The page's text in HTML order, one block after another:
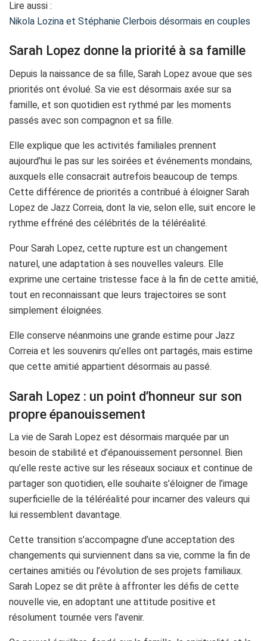
Lire aussi :
Nikola Lozina et Stéphanie Clerbois désormais en couples
Sarah Lopez donne la priorité à sa famille
Depuis la naissance de sa fille, Sarah Lopez avoue que ses
priorités ont évolué. Sa vie est désormais axée sur sa
famille, et son quotidien est rythmé par les moments
passés avec son compagnon et sa fille.
Elle explique que les activités familiales prennent
aujourd’hui le pas sur les soirées et événements mondains,
auxquels elle consacrait autrefois beaucoup de temps.
Cette différence de priorités a contribué à éloigner Sarah
Lopez de Jazz Correia, dont la vie, selon elle, suit encore le
rythme effréné des célébrités de la téléréalité.
Pour Sarah Lopez, cette rupture est un changement
naturel, une adaptation à ses nouvelles valeurs. Elle
exprime une certaine tristesse face à la fin de cette amitié,
tout en reconnaissant que leurs trajectoires se sont
simplement éloignées.
Elle conserve néanmoins une grande estime pour Jazz
Correia et les souvenirs qu’elles ont partagés, mais estime
que cette amitié appartient désormais au passé.
Sarah Lopez : un point d’honneur sur son
propre épanouissement
La vie de Sarah Lopez est désormais marquée par un
besoin de stabilité et d’épanouissement personnel. Bien
qu’elle reste active sur les réseaux sociaux et continue de
partager son quotidien, elle souhaite s’éloigner de l’image
superficielle de la téléréalité pour incarner des valeurs qui
lui ressemblent davantage.
Cette transition s’accompagne d’une acceptation des
changements qui surviennent dans sa vie, comme la fin de
certaines amitiés ou l’évolution de ses projets familiaux.
Sarah Lopez se dit prête à affronter les défis de cette
nouvelle vie, en adoptant une attitude positive et
résolument tournée vers l’avenir.